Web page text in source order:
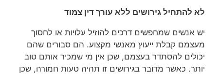
לא להתחיל גירושים ללא עורך דין צמוד
יש אנשים שמחפשים דרכים להוזיל עלויות או לחסוך
מעצמם קבלת ייעוץ מאנשי מקצוע. הם סבורים שהם
יכולים להסתדר בעצמם, שכן אין מי שמכיר אותם טוב
יותר. כאשר מדובר בגירושים זו תהיה טעות חמורה, שכן